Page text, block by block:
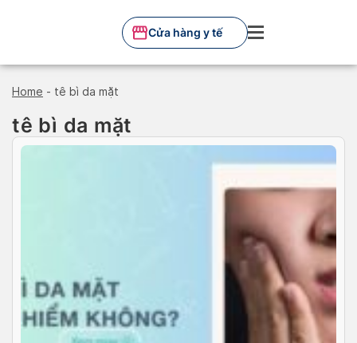
Cửa hàng y tế
Home - tê bì da mặt
tê bì da mặt